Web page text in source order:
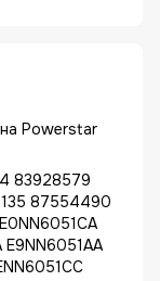
Powerstar
83928579
87554490
E9NN6051AA